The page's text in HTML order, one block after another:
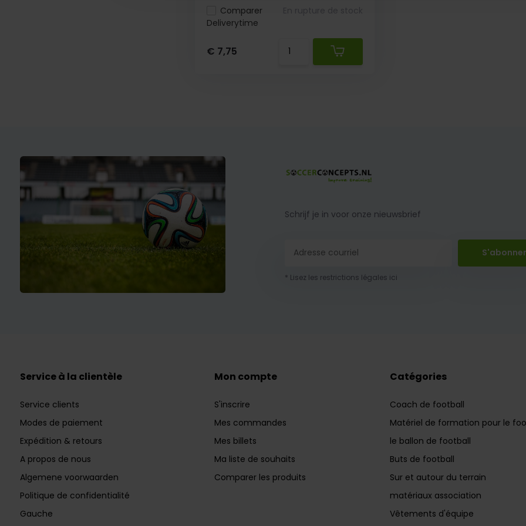
Comparer
Deliverytime
€ 7,75
Schrijf je in voor onze nieuwsbrief
* Lisez les restrictions légales ici
Service à la clientèle
Service clients
Modes de paiement
Expédition & retours
A propos de nous
Algemene voorwaarden
Politique de confidentialité
Gauche
Mon compte
S'inscrire
Mes commandes
Mes billets
Ma liste de souhaits
Comparer les produits
Catégories
Coach de football
Matériel de formation pour le
le ballon de football
Buts de football
Sur et autour du terrain
matériaux association
Vêtements d'équipe